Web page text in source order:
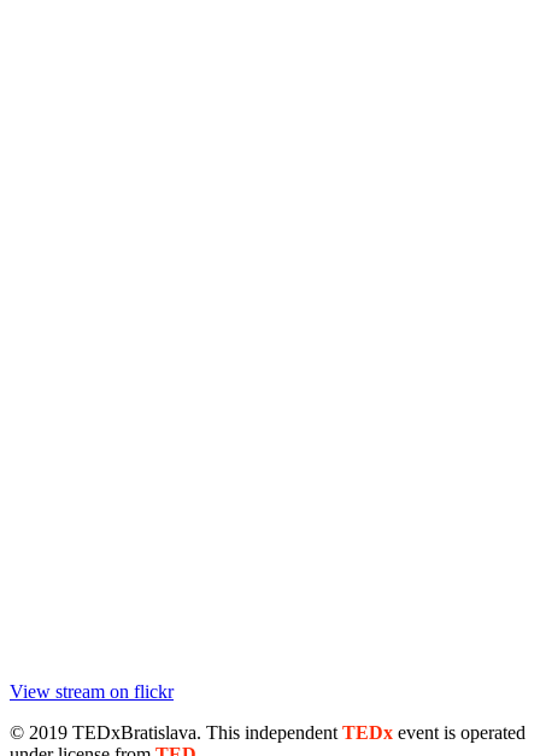
View stream on flickr
© 2019 TEDxBratislava. This independent TEDx event is operated